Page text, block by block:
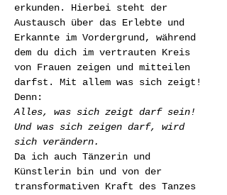
erkunden. Hierbei steht der
Austausch über das Erlebte und
Erkannte im Vordergrund, während
dem du dich im vertrauten Kreis
von Frauen zeigen und mitteilen
darfst. Mit allem was sich zeigt!
Denn:
Alles, was sich zeigt darf sein!
Und was sich zeigen darf, wird
sich verändern.
Da ich auch Tänzerin und
Künstlerin bin und von der
transformativen Kraft des Tanzes